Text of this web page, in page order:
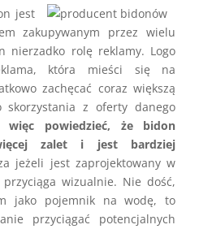
jest
zakupywanym przez wielu
nierzadko rolę reklamy. Logo
która mieści się na
zachęcać coraz większą
skorzystania z oferty danego
więc powiedzieć, że bidon
zalet i jest bardziej
jeżeli jest zaprojektowany w
przyciąga wizualnie. Nie dość,
jako pojemnik na wodę, to
przyciągać potencjalnych